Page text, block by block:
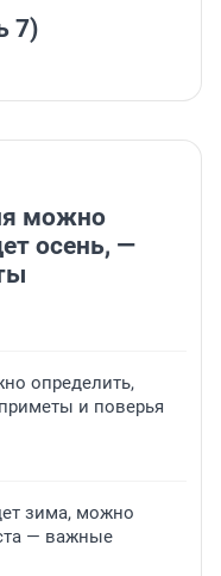
7)
можно
осень, —
определить,
и поверья
зима, можно
— важные